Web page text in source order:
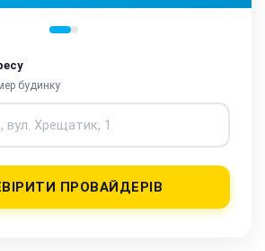
будинку
ПРОВАЙДЕРІВ